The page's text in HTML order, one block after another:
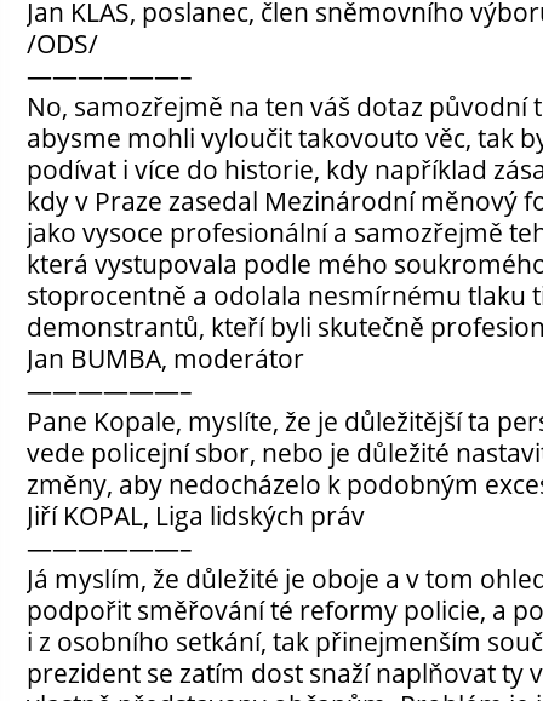
Jan KLAS, poslanec, člen sněmovního
/ODS/
——————–
No, samozřejmě na ten váš dotaz původní
abysme mohli vyloučit takovouto věc, tak
podívat i více do historie, kdy například
kdy v Praze zasedal Mezinárodní měnový
jako vysoce profesionální a samozřejmě
která vystupovala podle mého
stoprocentně a odolala nesmírnému tlaku
demonstrantů, kteří byli skutečně
Jan BUMBA, moderátor
——————–
Pane Kopale, myslíte, že je důležitější ta
vede policejní sbor, nebo je důležité
změny, aby nedocházelo k podobným
Jiří KOPAL, Liga lidských práv
——————–
Já myslím, že důležité je oboje a v tom
podpořit směřování té reformy policie, a
i z osobního setkání, tak přinejmenším
prezident se zatím dost snaží naplňovat ty